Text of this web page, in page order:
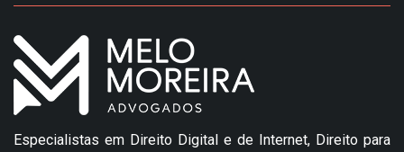
Especialistas em Direito Digital e de Internet, Direito para